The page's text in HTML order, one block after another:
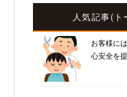
人気記事(ト
お客様に
心安全を